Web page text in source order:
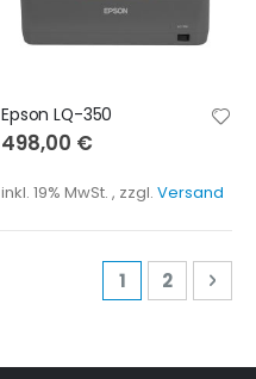
Epson LQ-350
498,00 €
inkl. 19% MwSt. , zzgl. Versand
Seite
Sie lesen
1 Seite
2